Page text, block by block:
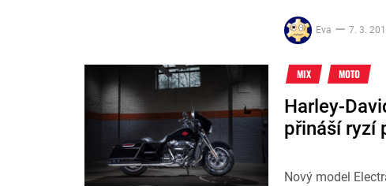
Eva 7. 3.
MIX MOTO
Harley-
přináší ryzí
Nový model